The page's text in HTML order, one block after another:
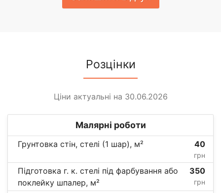
Розцінки
Ціни актуальні на 30.06.2026
Малярні роботи
Грунтовка стін, стелі (1 шар), м² 40
грн
Підготовка г. к. стелі під фарбування або
поклейку шпалер, м²
350
грн